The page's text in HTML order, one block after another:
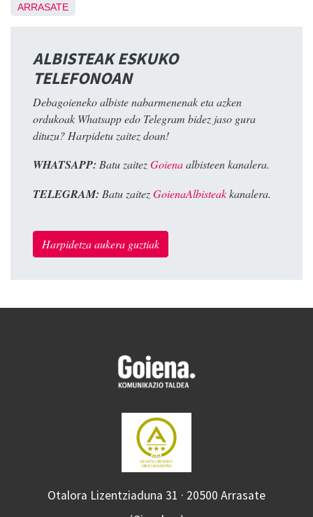
ARRASATE
ALBISTEAK ESKUKO
TELEFONOAN
Debagoieneko albiste nabarmenenak eta azken
ordukoak Whatsapp edo Telegram bidez jaso gura
dituzu? Harpidetu zaitez doan!
WHATSAPP: Batu zaitezGoienaalbisteen kanalera.
TELEGRAM: Batu zaitezGoienaAlbisteakkanalera.
Harpidetza aukera guztiak
Otalora Lizentziaduna 31 · 20500 Arrasate